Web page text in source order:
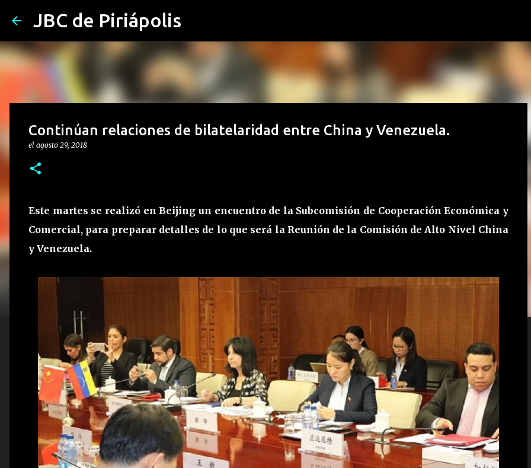
JBC de Piriápolis
Continúan relaciones de bilatelaridad entre China y Venezuela.
el agosto 29, 2018
Este martes se realizó en Beijing un encuentro de la Subcomisión de Cooperación Económica y
Comercial, para preparar detalles de lo que será la Reunión de la Comisión de Alto Nivel China
y Venezuela.